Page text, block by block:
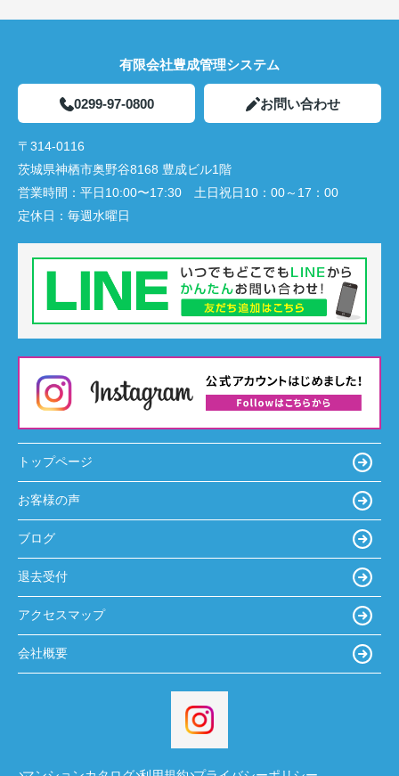
有限会社豊成管理システム
0299-97-0800 お問い合わせ
〒314-0116
茨城県神栖市奥野谷8168 豊成ビル1階
営業時間： 平日10:00〜17:30 土日祝日10：00～17：00
定休日： 毎週水曜日
トップページ
お客様の声
ブログ
退去受付
アクセスマップ
会社概要